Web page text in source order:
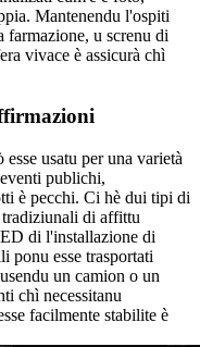
Mantenendu l'ospiti
farmazione, u screnu di
vivace è assicurà chì
esse usatu per una varietà
publichi,
è pecchi. Ci hè dui tipi di
di affittu
di l'installazione di
esse trasportati
un camion o un
chì necessitanu
facilmente stabilite è